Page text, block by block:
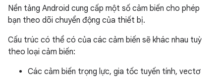
Nền tảng Android cung cấp một số cảm biến cho phép
bạn theo dõi chuyển động của thiết bị.
Cấu trúc có thể có của các cảm biến sẽ khác nhau tuỳ
theo loại cảm biến:
Các cảm biến trọng lực, gia tốc tuyến tính, vectơ